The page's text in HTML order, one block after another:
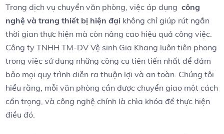
Trong ​dịch vụ chuyển văn ​phòng, việc áp dụng ​công
nghệ và trang thiết bị⁤ hiện đại không chỉ giúp rút ngắn
thời gian thực hiện mà còn nâng cao hiệu⁤ quả⁣ công việc.
Công ty TNHH TM-DV Vệ ​sinh Gia Khang luôn tiên phong
trong việc sử dụng những công⁢ cụ tiên ‌tiến ⁣nhất ‍để đảm‍
bảo mọi⁤ quy trình diễn ra thuận lợi và an‌ toàn. Chúng ⁤tôi
hiểu rằng, mỗi văn phòng cần được chuyển giao ‌một cách
cẩn trọng, và công nghệ ‌chính là ⁢chìa khóa ​để thực ​hiện
điều đó.